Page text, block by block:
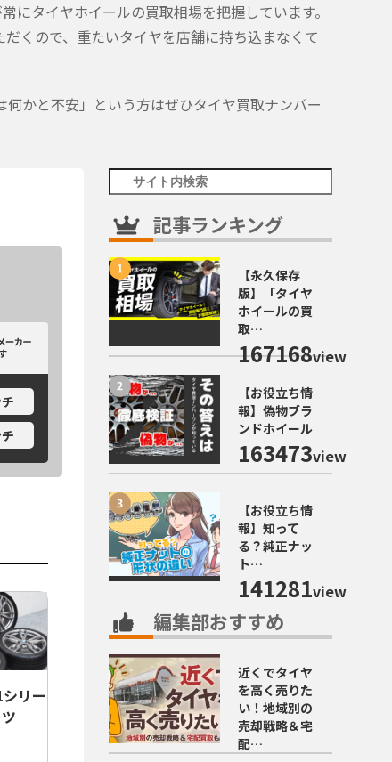
タイヤホイールの買取相場を把握しています。
くので、重たいタイヤを店舗に持ち込まなくて
かと不安」という方はぜひタイヤ買取ナンバー
から探す
リー
記事ランキング
【永久保存
版】「タイヤ
ホイールの買
取…
167168view
【お役立ち情
報】偽物ブラ
ンドホイール
163473view
【お役立ち情
報】知って
る？純正ナッ
ト…
141281view
編集部おすすめ
近くでタイヤ
を高く売りた
い！地域別の
売却戦略＆宅
配…